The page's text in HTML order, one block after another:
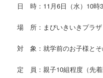
日 時：11月6日（水）10時
場 所：まびいきいきプラ
対 象：就学前のお子様とそ
定 員：親子10組程度（先着